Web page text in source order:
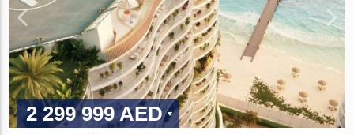
2 299 999 AED